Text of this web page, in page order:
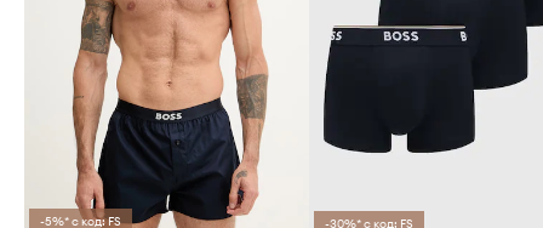
-5%* с код: FS -30%* с код: FS